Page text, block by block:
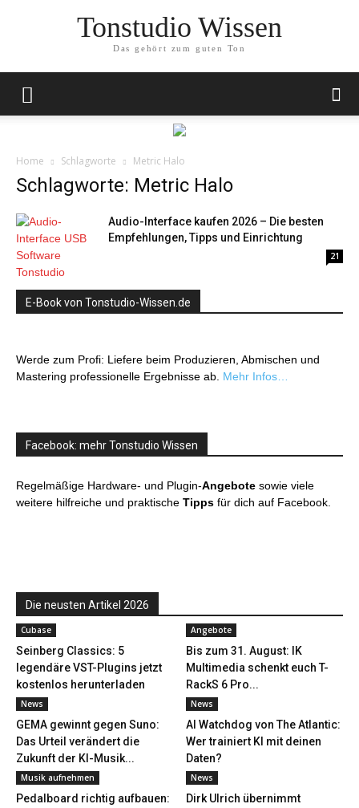
Tonstudio Wissen
Das gehört zum guten Ton
Home Schlagworte Metric Halo
Schlagworte: Metric Halo
Audio-Interface kaufen 2026 – Die besten
Empfehlungen, Tipps und Einrichtung
21
E-Book von Tonstudio-Wissen.de
Werde zum Profi: Liefere beim Produzieren, Abmischen und
Mastering professionelle Ergebnisse ab. Mehr Infos…
Facebook: mehr Tonstudio Wissen
Regelmäßige Hardware- und Plugin-Angebote sowie viele
weitere hilfreiche und praktische Tipps für dich auf Facebook.
Die neusten Artikel 2026
Cubase
Seinberg Classics: 5
legendäre VST-Plugins jetzt
kostenlos herunterladen
Angebote
Bis zum 31. August: IK
Multimedia schenkt euch T-
RackS 6 Pro...
News
GEMA gewinnt gegen Suno:
Das Urteil verändert die
Zukunft der KI-Musik...
News
AI Watchdog von The Atlantic:
Wer trainiert KI mit deinen
Daten?
Musik aufnehmen
Pedalboard richtig aufbauen:
News
Dirk Ulrich übernimmt